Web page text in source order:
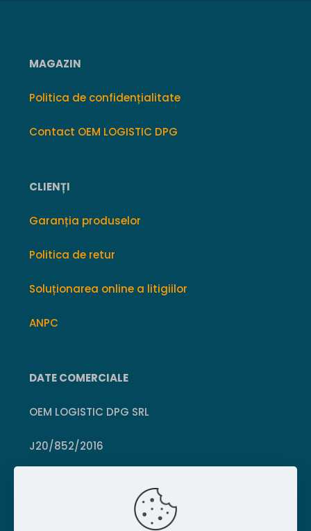
MAGAZIN
Politica de confidențialitate
Contact OEM LOGISTIC DPG
CLIENȚI
Garanția produselor
Politica de retur
Soluționarea online a litigiilor
ANPC
DATE COMERCIALE
OEM LOGISTIC DPG SRL
J20/852/2016
Crișcior, Hunedoara